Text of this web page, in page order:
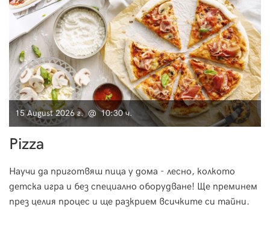
15 August 2026 г. @ 10:30 ч.
Pizza
Научи да приготвяш пица у дома - лесно, колкото
детска игра и без специално оборудване! Ще преминем
през целия процес и ще разкрием всичките си тайни.